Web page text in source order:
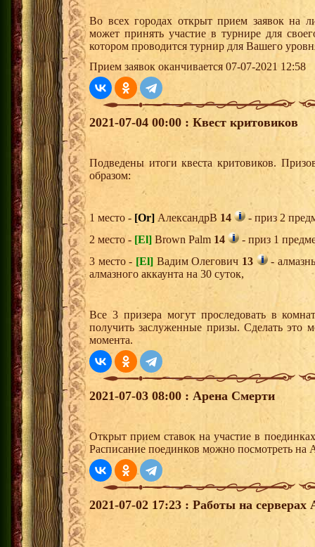
Во всех городах открыт прием заявок на
может принять участие в турнире для
котором проводится турнир для Вашего
Прием заявок оканчивается 07-07-2021 12:58
2021-07-04 00:00 : Квест критовиков
Подведены итоги квеста критовиков.
образом:
1 место - [Or] АлександрВ 14
- приз 2
2 место - [El] Brown Palm 14
- приз 1
3 место - [El]Вадим Олегович 13
-
алмазного аккаунта на 30 суток,
Все 3 призера могут проследовать в
получить заслуженные призы. Сделать это
момента.
2021-07-03 08:00 : Арена Смерти
Открыт прием ставок на участие в
Расписание поединков можно посмотреть на
2021-07-02 17:23 : Работы на